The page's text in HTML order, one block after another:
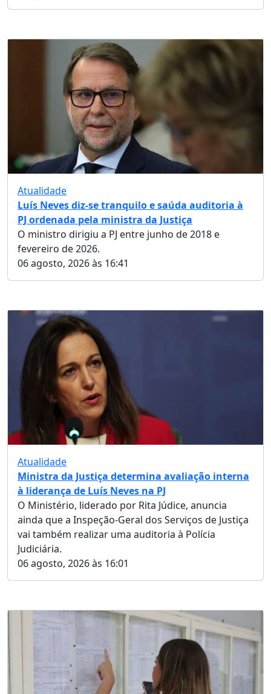
Atualidade
Luís Neves diz-se tranquilo e saúda auditoria à
PJ ordenada pela ministra da Justiça
O ministro dirigiu a PJ entre junho de 2018 e
fevereiro de 2026.
06 agosto, 2026 às 16:41
Atualidade
Ministra da Justiça determina avaliação interna
à liderança de Luís Neves na PJ
O Ministério, liderado por Rita Júdice, anuncia
ainda que a Inspeção-Geral dos Serviços de Justiça
vai também realizar uma auditoria à Polícia
Judiciária.
06 agosto, 2026 às 16:01